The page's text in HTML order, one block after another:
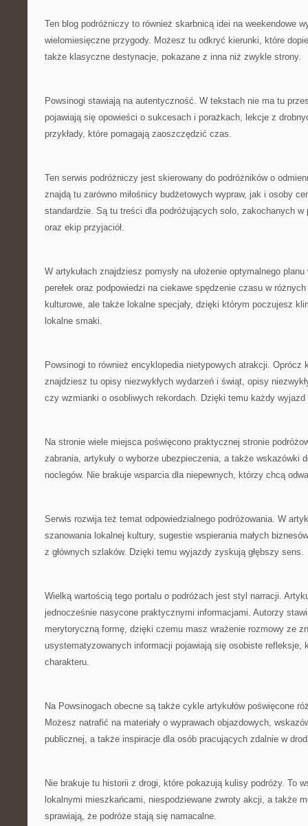
Ten blog podróżniczy to również skarbnicą idei na weekendowe
wielomiesięczne przygody. Możesz tu odkryć kierunki, które
także klasyczne destynacje, pokazane z inna niż zwykle strony.
Powsinogi stawiają na autentyczność. W tekstach nie ma tu
pojawiają się opowieści o sukcesach i porażkach, lekcje z
przykłady, które pomagają zaoszczędzić czas.
Ten serwis podróżniczy jest skierowany do podróżników o
znajdą tu zarówno miłośnicy budżetowych wypraw, jak i osoby
standardzie. Są tu treści dla podróżujących solo, zakochanych
oraz ekip przyjaciół.
W artykułach znajdziesz pomysły na ułożenie optymalnego
perełek oraz podpowiedzi na ciekawe spędzenie czasu w
kulturowe, ale także lokalne specjały, dzięki którym poczujesz
lokalne smaki.
Powsinogi to również encyklopedia nietypowych atrakcji. Oprócz
znajdziesz tu opisy niezwykłych wydarzeń i świąt, opisy
czy wzmianki o osobliwych rekordach. Dzięki temu każdy wyjazd
Na stronie wiele miejsca poświęcono praktycznej stronie
zabrania, artykuły o wyborze ubezpieczenia, a także wskazówki
noclegów. Nie brakuje wsparcia dla niepewnych, którzy chcą
Serwis rozwija też temat odpowiedzialnego podróżowania. W
szanowania lokalnej kultury, sugestie wspierania małych
z głównych szlaków. Dzięki temu wyjazdy zyskują głębszy sens.
Wielką wartością tego portalu o podróżach jest styl narracji.
jednocześnie nasycone praktycznymi informacjami. Autorzy
merytoryczną formę, dzięki czemu masz wrażenie rozmowy ze
usystematyzowanych informacji pojawiają się osobiste refleksje,
charakteru.
Na Powsinogach obecne są także cykle artykułów poświęcone
Możesz natrafić na materiały o wyprawach objazdowych,
publicznej, a także inspiracje dla osób pracujących zdalnie w
Nie brakuje tu historii z drogi, które pokazują kulisy podróży. To
lokalnymi mieszkańcami, niespodziewane zwroty akcji, a także
sprawiają, że podróże stają się namacalne.